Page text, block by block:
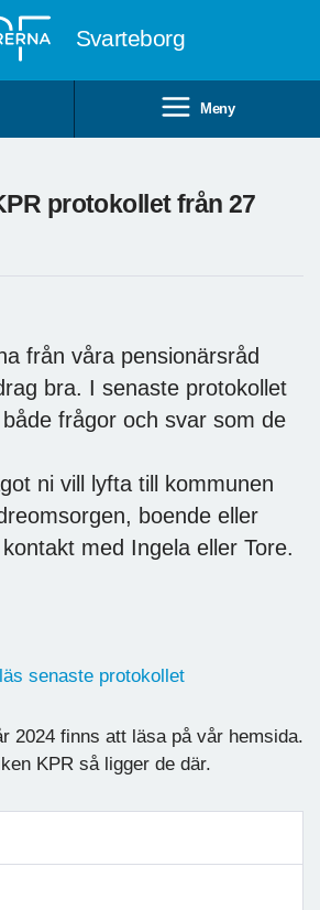
Svarteborg
Meny
protokollet från 27
från våra pensionärsråd
bra. I senaste protokollet
frågor och svar som de
ni vill lyfta till kommunen
boende eller
med Ingela eller Tore.
senaste protokollet
2024 finns att läsa på vår hemsida.
KPR så ligger de där.